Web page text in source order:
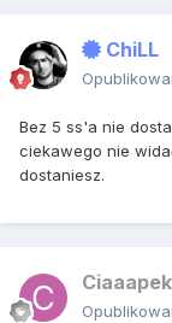
ChiLL
Bez 5 ss'a nie
ciekawego nie
dostaniesz.
Ciaaapek